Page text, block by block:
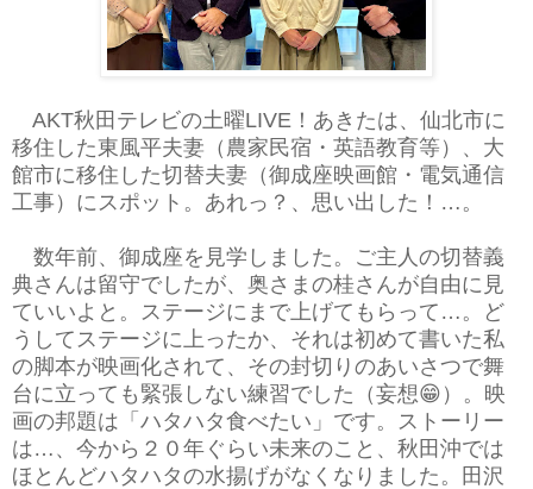
AKT秋田テレビの土曜LIVE！あきたは、仙北市に
移住した東風平夫妻（農家民宿・英語教育等）、大
館市に移住した切替夫妻（御成座映画館・電気通信
工事）にスポット。あれっ？、思い出した！…。
数年前、御成座を見学しました。ご主人の切替義
典さんは留守でしたが、奥さまの桂さんが自由に見
ていいよと。ステージにまで上げてもらって…。ど
うしてステージに上ったか、それは初めて書いた私
の脚本が映画化されて、その封切りのあいさつで舞
台に立っても緊張しない練習でした（妄想😁）。映
画の邦題は「ハタハタ食べたい」です。ストーリー
は…、今から２０年ぐらい未来のこと、秋田沖では
ほとんどハタハタの水揚げがなくなりました。田沢